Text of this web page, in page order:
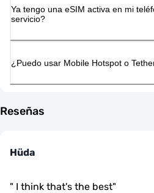
Ya tengo una eSIM activa en mi
servicio?
¿Puedo usar Mobile Hotspot o
Reseñas
Hüda
" I think that's the best"